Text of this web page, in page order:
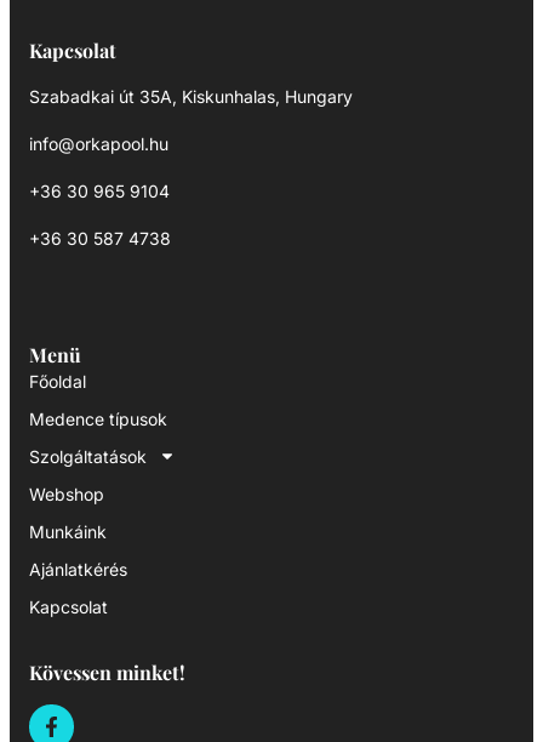
Kapcsolat
Szabadkai út 35A, Kiskunhalas, Hungary
info@orkapool.hu
+36 30 965 9104
+36 30 587 4738
Menü
Főoldal
Medence típusok
Szolgáltatások
Webshop
Munkáink
Ajánlatkérés
Kapcsolat
Kövessen minket!